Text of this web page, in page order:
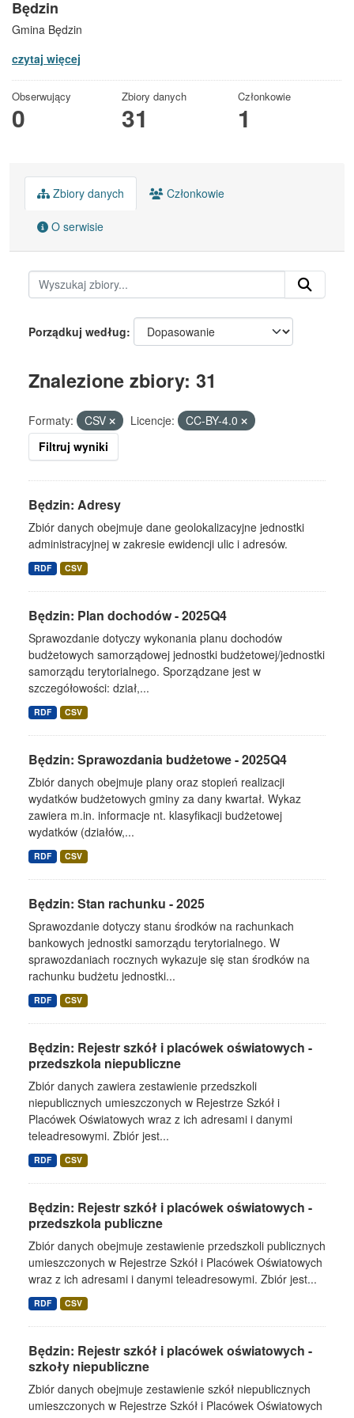
Będzin
Gmina Będzin
czytaj więcej
Obserwujący
0
Zbiory danych
31
Członkowie
1
Zbiory danych Członkowie
O serwisie
Porządkuj według
Znalezione zbiory: 31
Formaty: CSV Licencje:
CC-BY-4.0
Filtruj wyniki
Będzin: Adresy
Zbiór danych obejmuje dane geolokalizacyjne jednostki
administracyjnej w zakresie ewidencji ulic i adresów.
RDF CSV
Będzin: Plan dochodów - 2025Q4
Sprawozdanie dotyczy wykonania planu dochodów
budżetowych samorządowej jednostki budżetowej/jednostki
samorządu terytorialnego. Sporządzane jest w
szczegółowości: dział,...
RDF CSV
Będzin: Sprawozdania budżetowe - 2025Q4
Zbiór danych obejmuje plany oraz stopień realizacji
wydatków budżetowych gminy za dany kwartał. Wykaz
zawiera m.in. informacje nt. klasyfikacji budżetowej
wydatków (działów,...
RDF CSV
Będzin: Stan rachunku - 2025
Sprawozdanie dotyczy stanu środków na rachunkach
bankowych jednostki samorządu terytorialnego. W
sprawozdaniach rocznych wykazuje się stan środków na
rachunku budżetu jednostki...
RDF CSV
Będzin: Rejestr szkół i placówek oświatowych -
przedszkola niepubliczne
Zbiór danych zawiera zestawienie przedszkoli
niepublicznych umieszczonych w Rejestrze Szkół i
Placówek Oświatowych wraz z ich adresami i danymi
teleadresowymi. Zbiór jest...
RDF CSV
Będzin: Rejestr szkół i placówek oświatowych -
przedszkola publiczne
Zbiór danych obejmuje zestawienie przedszkoli publicznych
umieszczonych w Rejestrze Szkół i Placówek Oświatowych
wraz z ich adresami i danymi teleadresowymi. Zbiór jest...
RDF CSV
Będzin: Rejestr szkół i placówek oświatowych -
szkoły niepubliczne
Zbiór danych obejmuje zestawienie szkół niepublicznych
umieszczonych w Rejestrze Szkół i Placówek Oświatowych